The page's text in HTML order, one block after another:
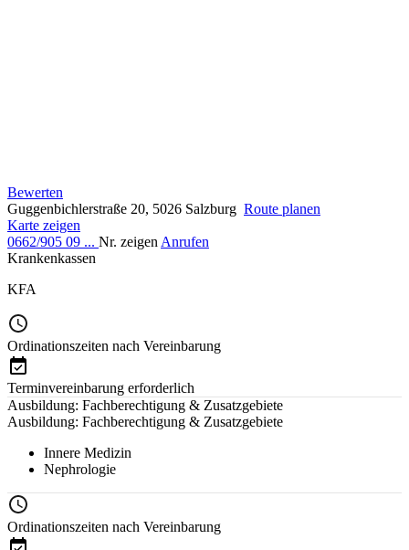
Bewerten
Guggenbichlerstraße 20, 5026 Salzburg Route planen
Karte zeigen
0662/905 09 ... Nr. zeigen Anrufen
Krankenkassen
KFA
Ordinationszeiten nach Vereinbarung
Terminvereinbarung erforderlich
Ausbildung: Fachberechtigung & Zusatzgebiete
Ausbildung: Fachberechtigung & Zusatzgebiete
Innere Medizin
Nephrologie
Ordinationszeiten nach Vereinbarung